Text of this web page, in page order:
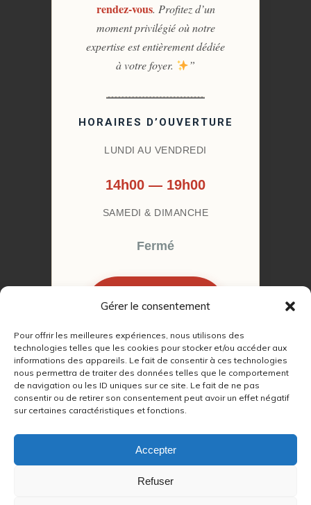
Gérer le consentement
Pour offrir les meilleures expériences, nous utilisons des
technologies telles que les cookies pour stocker et/ou accéder aux
informations des appareils. Le fait de consentir à ces technologies
nous permettra de traiter des données telles que le comportement
de navigation ou les ID uniques sur ce site. Le fait de ne pas
consentir ou de retirer son consentement peut avoir un effet négatif
sur certaines caractéristiques et fonctions.
Accepter
Refuser
rendez-vous. Profitez d’un
moment privilégié où notre
expertise est entièrement dédiée
à votre foyer.
”
HORAIRES D’OUVERTURE
LUNDI AU VENDREDI
14h00 — 19h00
SAMEDI & DIMANCHE
Fermé
RENDEZ-VOUS
© 2022 – 2026Autour du Feu 77
RGPD